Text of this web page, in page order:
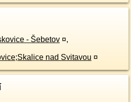
- Šebetov ¤,
nad Svitavou ¤